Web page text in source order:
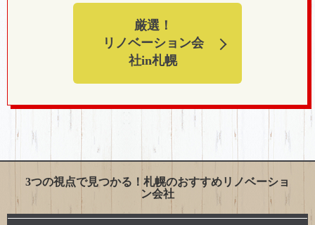
厳選！
リノベーション会
社in札幌
3つの視点で見つかる！札幌のおすすめリノベーショ
ン会社